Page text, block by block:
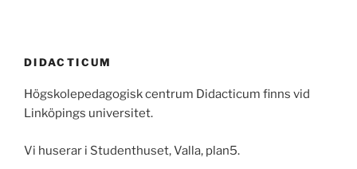
DIDACTICUM
Högskolepedagogisk centrum Didacticum finns vid
Linköpings universitet.
Vi huserar i Studenthuset, Valla, plan5.